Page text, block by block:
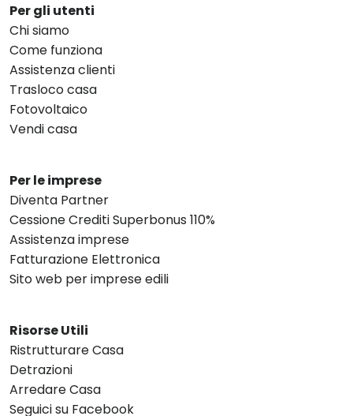
Per gli utenti
Chi siamo
Come funziona
Assistenza clienti
Trasloco casa
Fotovoltaico
Vendi casa
Per le imprese
Diventa Partner
Cessione Crediti Superbonus 110%
Assistenza imprese
Fatturazione Elettronica
Sito web per imprese edili
Risorse Utili
Ristrutturare Casa
Detrazioni
Arredare Casa
Seguici su Facebook